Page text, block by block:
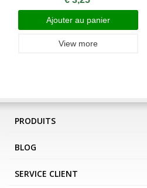
Ajouter au panier
View more
PRODUITS
BLOG
SERVICE CLIENT